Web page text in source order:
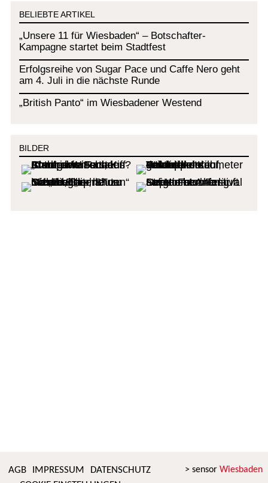
BELIEBTE ARTIKEL
„Unsere 11 für Wiesbaden“ – Botschafter-
Kampagne startet beim Stadtfest
Erfolgsreihe von Sugar Pace und Caffe Nero geht
am 4. Juli in die nächste Runde
„British Panto“ im Wiesbadener Westend
BILDER
> sensor Wiesbaden
AGB IMPRESSUM
DATENSCHUTZ